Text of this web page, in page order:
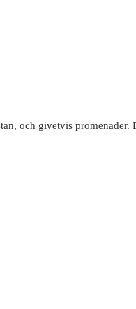
och givetvis promenader.